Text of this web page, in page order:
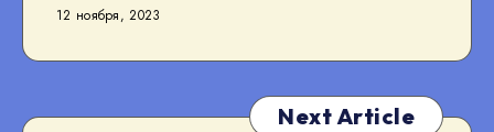
12 ноября, 2023
Next Article